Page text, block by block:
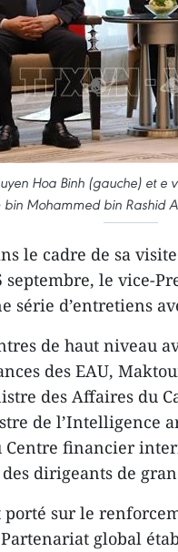
Hoa Binh (gauche) et e
bin Mohammed bin Rashid
le cadre de sa
septembre, le vice-
série d’entretiens
de haut niveau
des EAU,
des Affaires du
de l’Intelligence
financier
dirigeants de
porté sur le
global